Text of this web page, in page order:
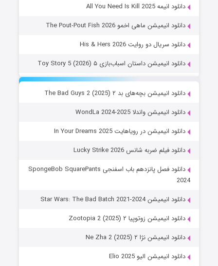
دانلود انیمه All You Need Is Kill 2025
دانلود انیمیشن ماهی اخمو The Pout-Pout Fish 2026
دانلود سریال دو روایت His & Hers 2026
دانلود انیمیشن داستان اسباب‌بازی ۵ Toy Story 5 (2026)
دانلود انیمیشن بچه‌های بد ۲ The Bad Guys 2 (2025)
دانلود انیمیشن واندلا WondLa 2024-2025
دانلود انیمیشن در رویاهایت In Your Dreams 2025
دانلود فیلم ضربه شانس Lucky Strike 2026
دانلود فصل پانزدهم باب اسفنجی SpongeBob SquarePants
2024
دانلود انیمیشن Star Wars: The Bad Batch 2021-2024
دانلود انیمیشن زوتوپیا ۲ Zootopia 2 (2025)
دانلود انیمیشن نژا ۲ Ne Zha 2 (2025)
دانلود انیمیشن الیو Elio 2025